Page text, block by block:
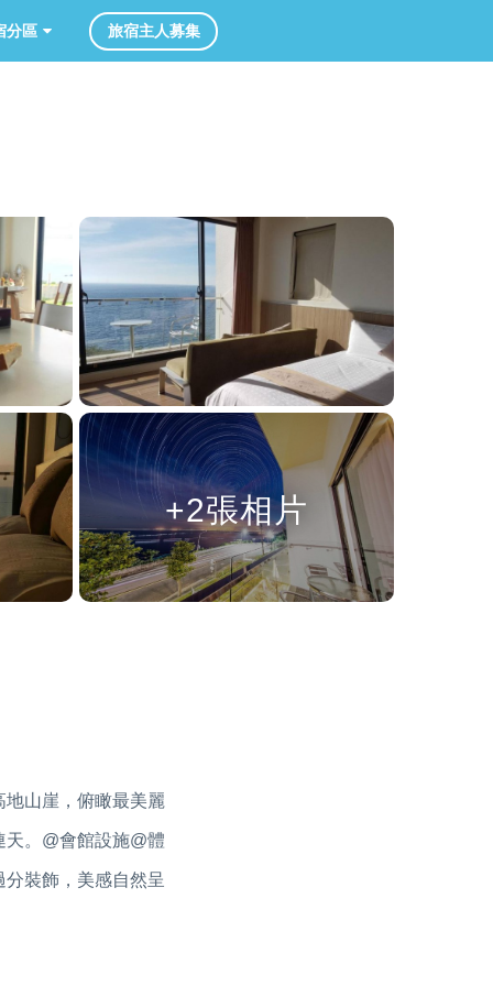
區 旅宿主人募集
+2張相片
山崖，俯瞰最美麗
。@會館設施@體
裝飾，美感自然呈